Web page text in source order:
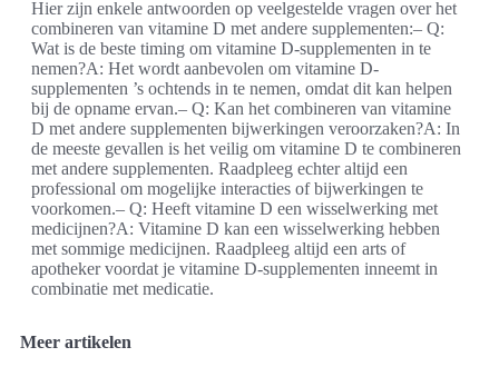
Hier zijn enkele antwoorden op veelgestelde vragen over het
combineren van vitamine D met andere supplementen:– Q:
Wat is de beste timing om vitamine D-supplementen in te
nemen?A: Het wordt aanbevolen om vitamine D-
supplementen ’s ochtends in te nemen, omdat dit kan helpen
bij de opname ervan.– Q: Kan het combineren van vitamine
D met andere supplementen bijwerkingen veroorzaken?A: In
de meeste gevallen is het veilig om vitamine D te combineren
met andere supplementen. Raadpleeg echter altijd een
professional om mogelijke interacties of bijwerkingen te
voorkomen.– Q: Heeft vitamine D een wisselwerking met
medicijnen?A: Vitamine D kan een wisselwerking hebben
met sommige medicijnen. Raadpleeg altijd een arts of
apotheker voordat je vitamine D-supplementen inneemt in
combinatie met medicatie.
Meer artikelen